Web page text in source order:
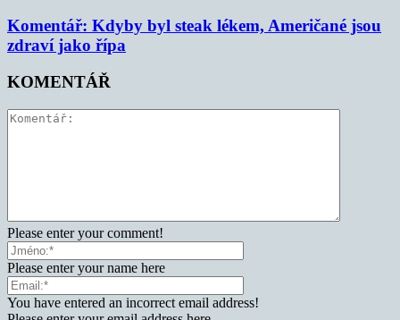
Komentář: Kdyby byl steak lékem, Američané jsou
zdraví jako řípa
KOMENTÁŘ
Please enter your comment!
Please enter your name here
You have entered an incorrect email address!